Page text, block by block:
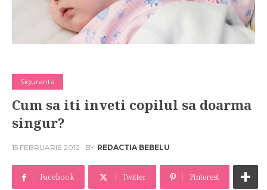
Siguranta
Cum sa iti inveti copilul sa doarma
singur?
15 FEBRUARIE 2012 BY REDACTIA BEBELU
Facebook Twitter Pinterest